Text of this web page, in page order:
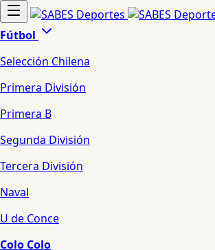
Fútbol
Selección Chilena
Primera División
Primera B
Segunda División
Tercera División
Naval
U de Conce
Colo Colo